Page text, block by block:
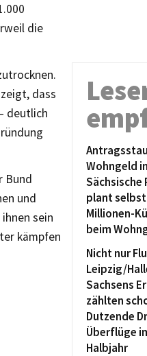
die
dass
deutlich
Bund
und
sein
kämpfen
Wohngeld
Sächsische
plant
Millionen-
beim
Nicht nur
Leipzig/
Sachsens
zählten
Dutzende
Überflüge
Halbjahr